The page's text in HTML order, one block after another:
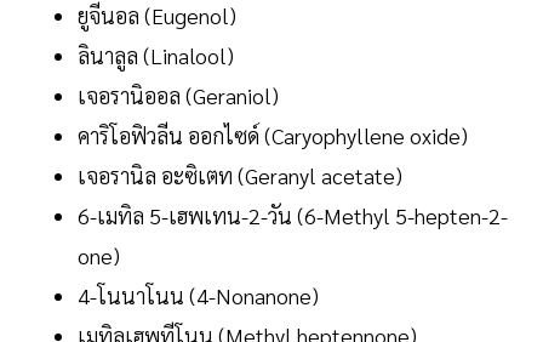
ยูจีนอล (Eugenol)
ลินาลูล (Linalool)
เจอรานิออล (Geraniol)
คาริโอฟิวลีน ออกไซด์ (Caryophyllene oxide)
เจอรานิล อะซิเตท (Geranyl acetate)
6-เมทิล 5-เฮพเทน-2-วัน (6-Methyl 5-hepten-2-
one)
4-โนนาโนน (4-Nonanone)
เมทิลเฮพทีโนน (Methyl heptennone)